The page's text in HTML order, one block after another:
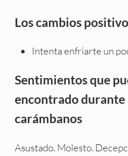
Los cambios
Intenta enfriarte un
Sentimientos que
encontrado durante
carámbanos
Asustado. Molesto.